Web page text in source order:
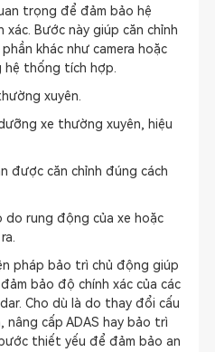
trọng để đảm bảo hệ
Bước này giúp căn chỉnh
khác như camera hoặc
hệ thống tích hợp.
xuyên.
xe thường xuyên, hiệu
được căn chỉnh đúng cách
do rung động của xe hoặc
pháp bảo trì chủ động giúp
bảo độ chính xác của các
Cho dù là do thay đổi cấu
nâng cấp ADAS hay bảo trì
thiết yếu để đảm bảo an